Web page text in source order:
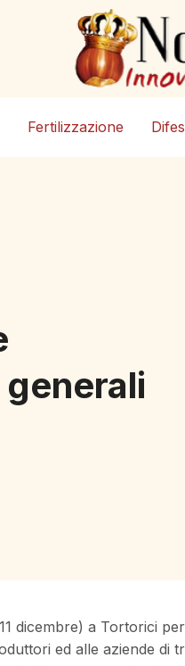
Fertilizzazione
dicembre) a Tortorici
ed alle aziende di